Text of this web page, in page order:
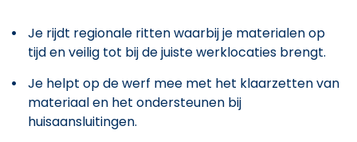
Je rijdt regionale ritten waarbij je materialen op
tijd en veilig tot bij de juiste werklocaties brengt.
Je helpt op de werf mee met het klaarzetten van
materiaal en het ondersteunen bij
huisaansluitingen.